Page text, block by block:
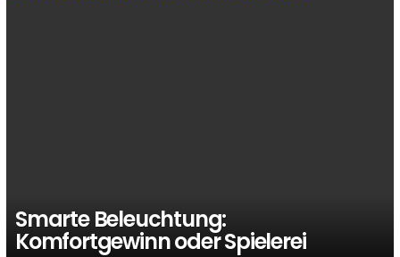
Smarte Beleuchtung:
Komfortgewinn oder Spielerei